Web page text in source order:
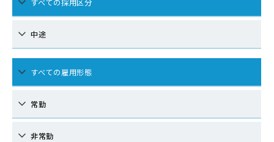
中途
すべての雇用形態
常勤
非常勤